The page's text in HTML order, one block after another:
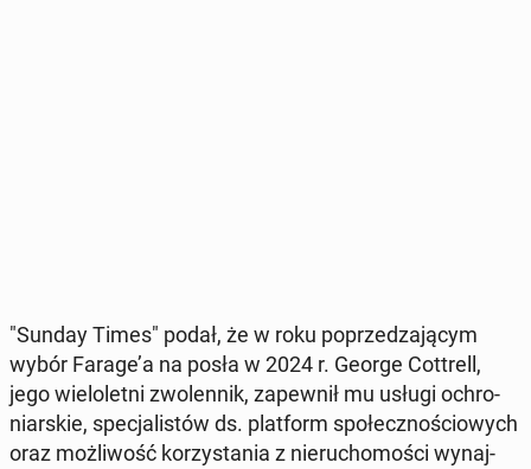
"Sunday Times" podał, że w roku po­prze­dza­ją­cym
wybór Farage’a na posła w 2024 r. George Cot­trell,
jego wie­lo­let­ni zwo­len­nik, za­pew­nił mu usługi ochro­
niar­skie, spe­cja­li­stów ds. plat­form spo­łecz­no­ścio­wych
oraz moż­li­wość ko­rzy­sta­nia z nie­ru­cho­mo­ści wy­naj­